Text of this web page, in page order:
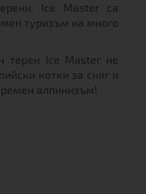
Ice Master са
туризъм на много
терен Ice Master не
котки за сняг и
алпинизъм!